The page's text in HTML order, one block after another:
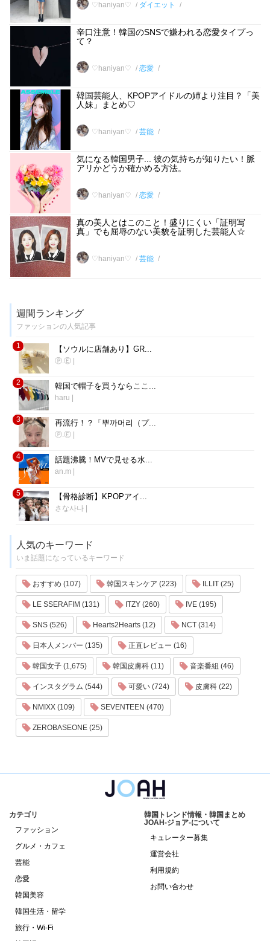
♡haniyan♡ ダイエット
辛口注意！韓国のSNSで嫌われる恋愛タイプっ
て？
♡haniyan♡ 恋愛
韓国芸能人、KPOPアイドルの姉より注目？「美
人妹」まとめ♡
♡haniyan♡ 芸能
気になる韓国男子... 彼の気持ちが知りたい！脈
アリかどうか確かめる方法。
♡haniyan♡ 恋愛
真の美人とはこのこと！盛りにくい「証明写
真」でも屈辱のない美貌を証明した芸能人☆
♡haniyan♡ 芸能
週間ランキング
ファッションの人気記事
1 【ソウルに店舗あり】GR...
Ⓟ.Ⓔ
2 韓国で帽子を買うならここ...
haru
3 再流行！？「뿌까머리（プ...
Ⓟ.Ⓔ
4 話題沸騰！MVで見せる水...
an.m
5 【骨格診断】KPOPアイ...
さな사나
人気のキーワード
いま話題になっているキーワード
おすすめ (107) 韓国スキンケア (223) ILLIT (25)
LE SSERAFIM (131) ITZY (260) IVE (195)
SNS (526) Hearts2Hearts (12) NCT (314)
日本人メンバー (135) 正直レビュー (16)
韓国女子 (1,675) 韓国皮膚科 (11) 音楽番組 (46)
インスタグラム (544) 可愛い (724) 皮膚科 (22)
NMIXX (109) SEVENTEEN (470)
ZEROBASEONE (25)
カテゴリ
ファッション
グルメ・カフェ
芸能
恋愛
韓国美容
韓国生活・留学
旅行・Wi-Fi
韓国トレンド情報・韓国まとめ
JOAH-ジョア-について
キュレーター募集
運営会社
利用規約
お問い合わせ